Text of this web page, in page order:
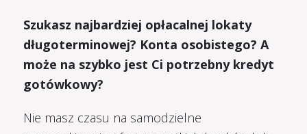
Szukasz najbardziej opłacalnej lokaty
długoterminowej? Konta osobistego? A
może na szybko jest Ci potrzebny kredyt
gotówkowy?
Nie masz czasu na samodzielne